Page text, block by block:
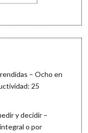
– Ocho en
25
y decidir –
o por